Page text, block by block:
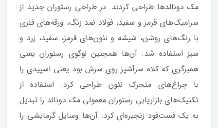
مک دونالدها طراحی کردند. در طراحی رستوران جدید از
سرامیک‌های قرمز و سفید، فولاد ضد زنگ، ورقه‌های فلزی
با رنگ‌های روشن، شیشه و نئون‌های قرمز، سفید، زرد و
سبز استفاده شد. آن‌ها همچنین لوگوی رستوران یعنی
همبرگری که کلاه سرآشپز روی سرش بود یعنی اسپیدی را
با چراغ‌های متحرک نئون طراحی کرد. استفاده از
تکنیک‌های بازاریابی رستوران معمولی مک دونالد را تبدیل
به یک فست‌فود زنجیره‌ای کرد. آن‌ها وسایل گرمایشی را